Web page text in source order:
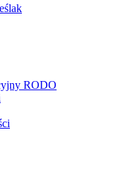
RODO